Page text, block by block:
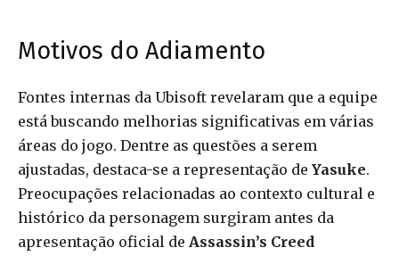
Motivos do Adiamento
Fontes internas da Ubisoft revelaram que a equipe
está buscando melhorias significativas em várias
áreas do jogo. Dentre as questões a serem
ajustadas, destaca-se a representação de Yasuke.
Preocupações relacionadas ao contexto cultural e
histórico da personagem surgiram antes da
apresentação oficial de Assassin’s Creed